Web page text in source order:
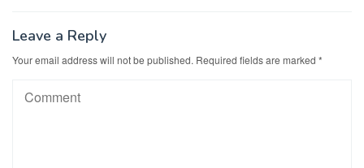
Leave a Reply
Your email address will not be published. Required fields are marked *